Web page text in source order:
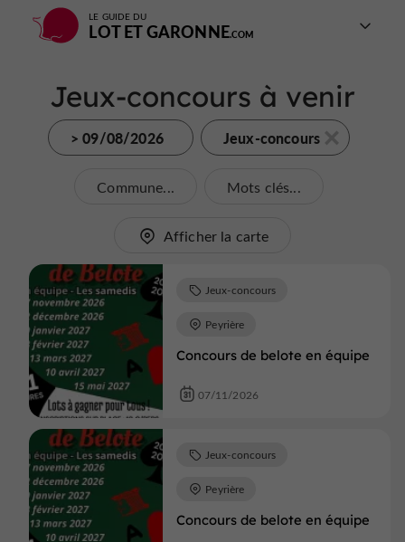
LE GUIDE DU
LOT ET GARONNE
Jeux-concours à venir
> 09/08/2026 Jeux-concours
Commune... Mots clés...
Afficher la carte
Concours de belote en équipe
Jeux-concours
Peyrière
07/11/2026
Concours de belote en équipe
Jeux-concours
Peyrière